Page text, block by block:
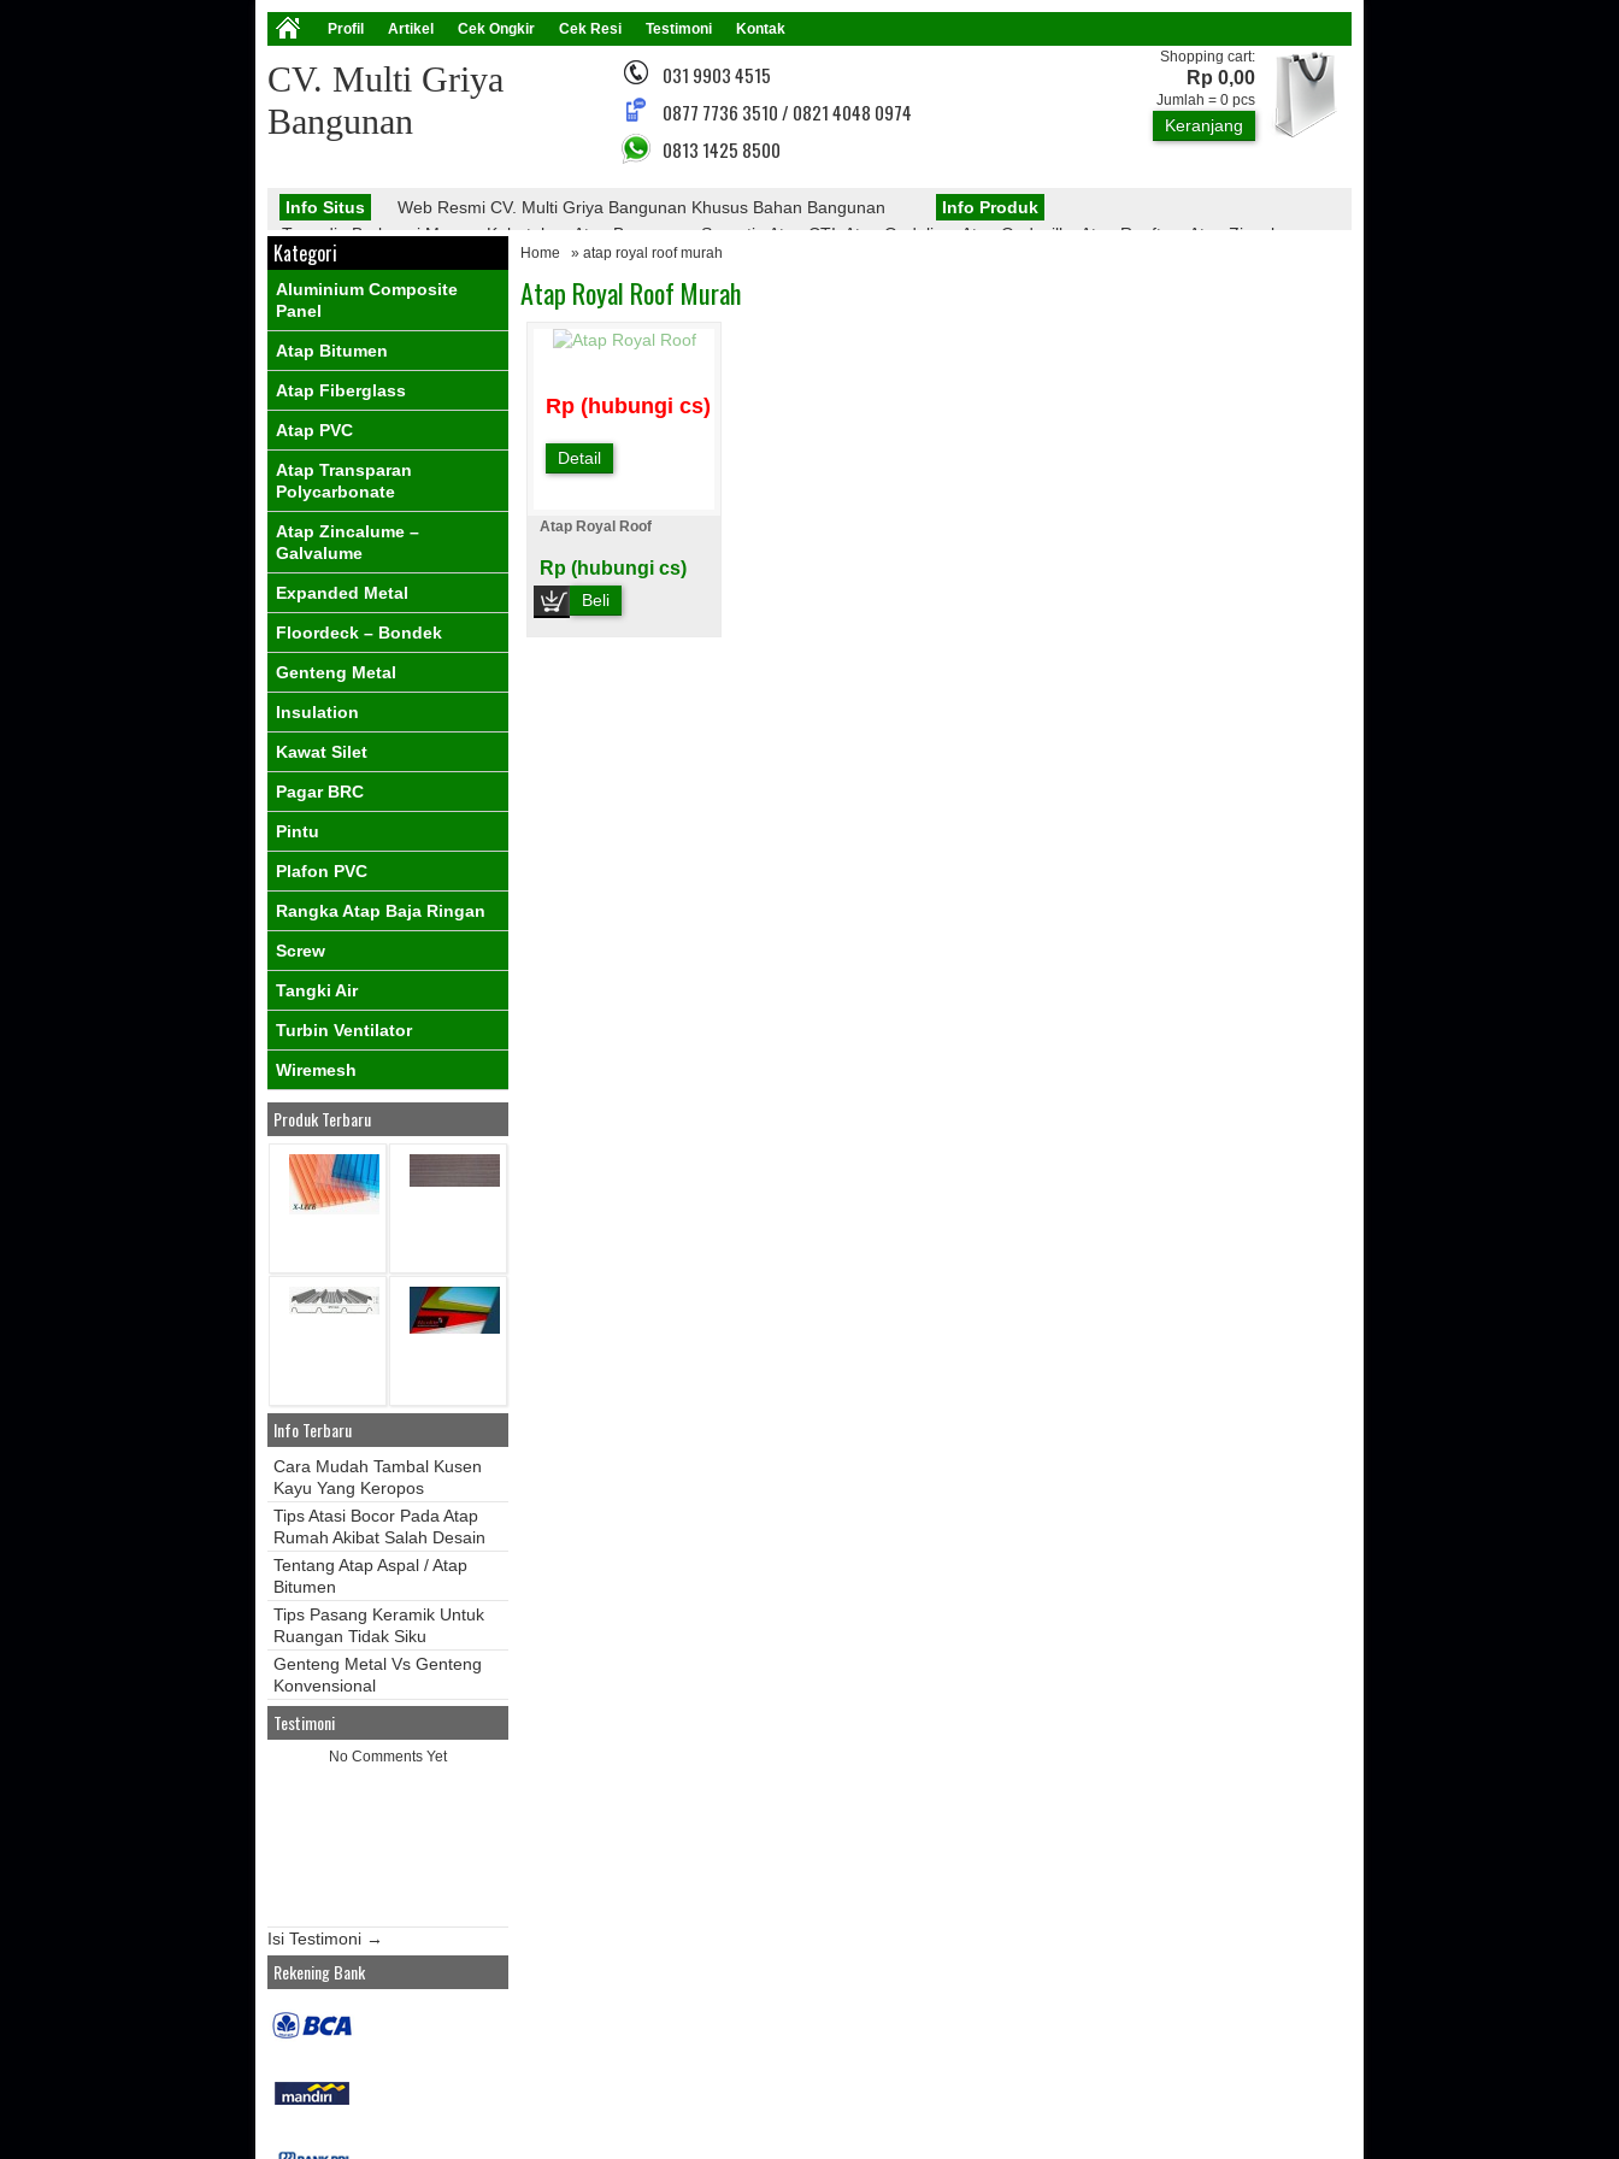
Profil Artikel Cek Ongkir Cek Resi Testimoni Kontak
CV. Multi Griya
Bangunan
031 9903 4515
0877 7736 3510 / 0821 4048 0974
0813 1425 8500
Shopping cart:
Rp 0,00
Jumlah = 0 pcs
Keranjang
Info Situs Web Resmi CV. Multi Griya Bangunan Khusus Bahan Bangunan
Info Produk
Tersedia Berbagai Macam Kebutuhan Atap Bangunan, Seperti : Atap CTI, Atap Onduline, Atap Onduvilla, Atap Rooftop, Atap Zincalume,
Atap Galvalume, Atap Fiberglass, Atap PVC, Atap Transparan, Atap Polycarbonate, Rangka Atap Baja Ringan, Genteng Metal, Plafon
Info Promo
Nantikan Promo Menarik Dari Kami
Home » atap royal roof murah
Atap Royal Roof Murah
Rp (hubungi cs)
Detail
Atap Royal Roof
Rp (hubungi cs)
Beli
Kategori
Aluminium Composite
Panel
Atap Bitumen
Atap Fiberglass
Atap PVC
Atap Transparan
Polycarbonate
Atap Zincalume –
Galvalume
Expanded Metal
Floordeck – Bondek
Genteng Metal
Insulation
Kawat Silet
Pagar BRC
Pintu
Plafon PVC
Rangka Atap Baja Ringan
Screw
Tangki Air
Turbin Ventilator
Wiremesh
Produk Terbaru
Info Terbaru
Cara Mudah Tambal Kusen
Kayu Yang Keropos
Tips Atasi Bocor Pada Atap
Rumah Akibat Salah Desain
Tentang Atap Aspal / Atap
Bitumen
Tips Pasang Keramik Untuk
Ruangan Tidak Siku
Genteng Metal Vs Genteng
Konvensional
Testimoni
No Comments Yet
Isi Testimoni →
Rekening Bank